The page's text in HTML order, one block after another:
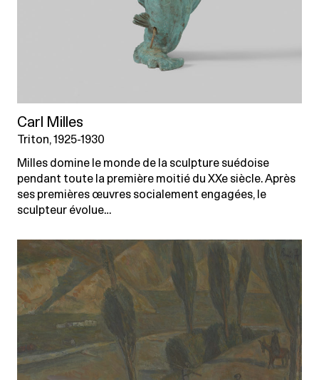
Carl Milles
Triton, 1925-1930
Milles domine le monde de la sculpture suédoise
pendant toute la première moitié du XXe siècle. Après
ses premières œuvres socialement engagées, le
sculpteur évolue…